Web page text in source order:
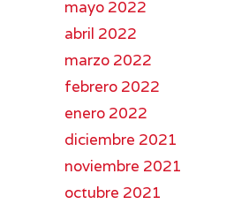
mayo 2022
abril 2022
marzo 2022
febrero 2022
enero 2022
diciembre 2021
noviembre 2021
octubre 2021